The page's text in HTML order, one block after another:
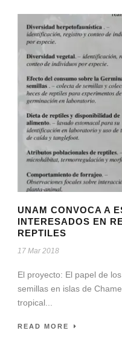
UNAM CONVOCA A
INTERESADOS EN
REPTILES
17 Mar 2018
El proyecto: El papel de
semillas en islas de
tropical...
READ MORE